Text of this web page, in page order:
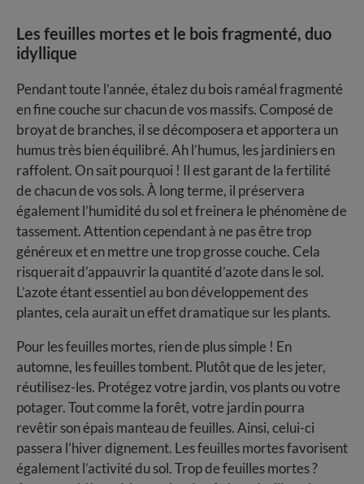
Les feuilles mortes et le bois fragmenté, duo
idyllique
Pendant toute l’année, étalez du bois raméal fragmenté
en fine couche sur chacun de vos massifs. Composé de
broyat de branches, il se décomposera et apportera un
humus très bien équilibré. Ah l’humus, les jardiniers en
raffolent. On sait pourquoi ! Il est garant de la fertilité
de chacun de vos sols. À long terme, il préservera
également l’humidité du sol et freinera le phénomène de
tassement. Attention cependant à ne pas être trop
généreux et en mettre une trop grosse couche. Cela
risquerait d’appauvrir la quantité d’azote dans le sol.
L’azote étant essentiel au bon développement des
plantes, cela aurait un effet dramatique sur les plants.
Pour les feuilles mortes, rien de plus simple ! En
automne, les feuilles tombent. Plutôt que de les jeter,
réutilisez-les. Protégez votre jardin, vos plants ou votre
potager. Tout comme la forêt, votre jardin pourra
revêtir son épais manteau de feuilles. Ainsi, celui-ci
passera l’hiver dignement. Les feuilles mortes favorisent
également l’activité du sol. Trop de feuilles mortes ?